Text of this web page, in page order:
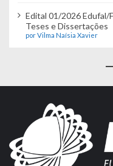
Edital 01/2026 Edufal/
Teses e Dissertações
por Vilma Naísia Xavier